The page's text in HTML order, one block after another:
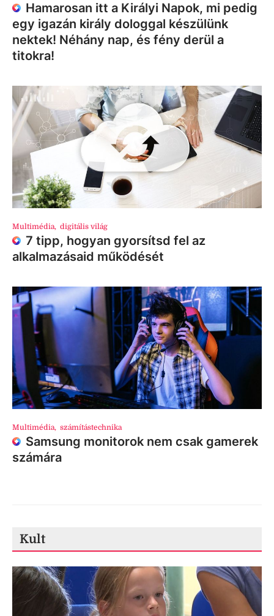
Hamarosan itt a Királyi Napok, mi pedig
egy igazán király dologgal készülünk
nektek! Néhány nap, és fény derül a
titokra!
Multimédia, digitális világ
7 tipp, hogyan gyorsítsd fel az
alkalmazásaid működését
Multimédia, számítástechnika
Samsung monitorok nem csak gamerek
számára
Kult